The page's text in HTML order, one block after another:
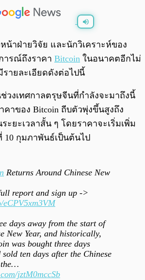
/
หน้าฝ่ายวิจัย และนักวิเคราะห์ของ
ารณ์ถึงราคา Bitcoin ในอนาคตอีกไม่
ายละเอียดดังต่อไปนี้
ช่วงเทศกาลตรุษจีนที่กำลังจะมาถึงนี้
คาของ Bitcoin ถีบตัวพุ่งขึ้นสูงถึง
ะยะเวลาสั้น ๆ โดยราคาจะเริ่มเพิ่ม
กุมภาพันธ์เป็นต้นไป
Returns Around Chinese New
report and sign up ->
eCPV5xm3VM
days away from the start of
New Year, and historically,
was bought three days
sold ten days after the Chinese
the…
jztM0mccSb